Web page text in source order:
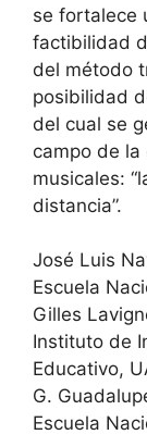
se fortalece
factibilidad
del método
posibilidad
del cual se
campo de
musicales:
distancia”.
José Luis
Escuela
Gilles
Instituto de
Educativo,
G.
Escuela